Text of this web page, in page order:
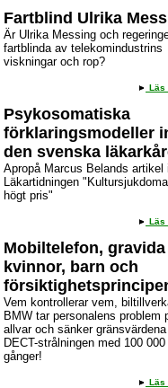
Fartblind Ulrika
Är Ulrika Messing och
fartblinda av telekomindustrins
viskningar och rop?
Läs
Psykosomatiska
förklaringsmodeller
den svenska
Apropå Marcus Belands artikel
Läkartidningen
högt pris"
Läs
Mobiltelefon, gravida
kvinnor, barn och
Vem kontrollerar vem,
BMW tar personalens problem
allvar och sänker
DECT-strålningen med 100 000
gånger!
Läs